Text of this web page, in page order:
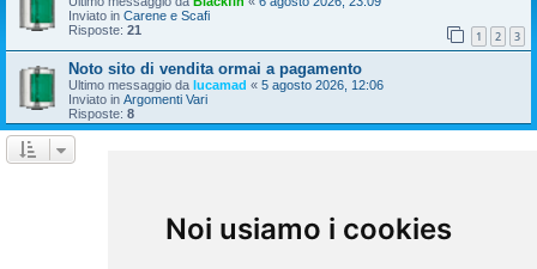
Noi usiamo i cookies
Inviato in Carene e Scafi
Risposte: 21 1 2 3
Noto sito di vendita ormai a pagamento
Ultimo messaggio da lucamad « 5 agosto 2026, 12:06
Inviato in Argomenti Vari
Risposte: 8